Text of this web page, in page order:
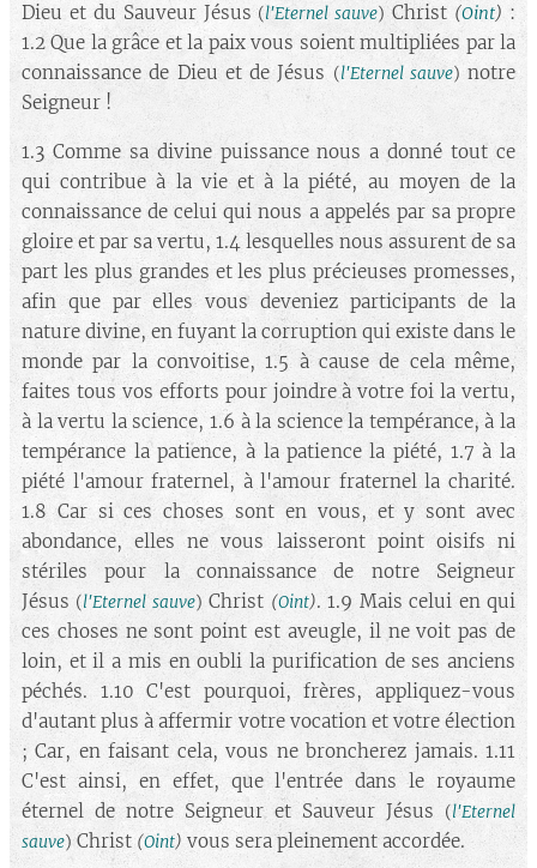
Dieu et du Sauveur Jésus(l'Eternel sauve)Christ (Oint):
1.2 Que la grâce et la paix vous soient multipliées par la
connaissance de Dieu et de Jésus (l'Eternel sauve) notre
Seigneur !
1.3 Comme sa divine puissance nous a donné tout ce
qui contribue à la vie et à la piété, au moyen de la
connaissance de celui qui nous a appelés par sa propre
gloire et par sa vertu, 1.4 lesquelles nous assurent de sa
part les plus grandes et les plus précieuses promesses,
afin que par elles vous deveniez participants de la
nature divine, en fuyant la corruption qui existe dans le
monde par la convoitise, 1.5 à cause de cela même,
faites tous vos efforts pour joindre à votre foi la vertu,
à la vertu la science, 1.6 à la science la tempérance, à la
tempérance la patience, à la patience la piété, 1.7 à la
piété l'amour fraternel, à l'amour fraternel la charité.
1.8 Car si ces choses sont en vous, et y sont avec
abondance, elles ne vous laisseront point oisifs ni
stériles pour la connaissance de notre Seigneur
Jésus (l'Eternel sauve) Christ (Oint). 1.9 Mais celui en qui
ces choses ne sont point est aveugle, il ne voit pas de
loin, et il a mis en oubli la purification de ses anciens
péchés. 1.10 C'est pourquoi, frères, appliquez-vous
d'autant plus à affermir votre vocation et votre élection
; Car, en faisant cela, vous ne broncherez jamais. 1.11
C'est ainsi, en effet, que l'entrée dans le royaume
éternel de notre Seigneur et Sauveur Jésus
(l'Eternel
sauve)Christ (Oint) vous sera pleinement accordée.